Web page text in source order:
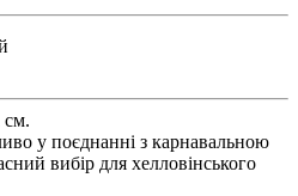
см.
у поєднанні з карнавальною
вибір для хелловінського